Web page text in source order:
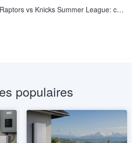
Diffusion en direct des Raptors vs Knicks Summer League: comment regarder
populaires